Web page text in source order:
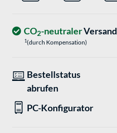
CO2-neutralerVersand
1(durch Kompensation)
Bestellstatus
abrufen
PC-Konfigurator